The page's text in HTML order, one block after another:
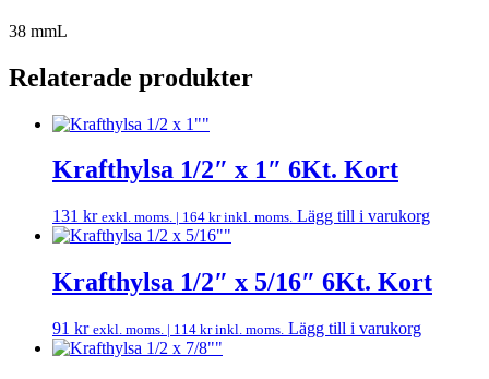
38 mmL
Relaterade produkter
Krafthylsa 1/2″ x 1″ 6Kt. Kort
131 kr exkl. moms. | 164 krinkl. moms. Lägg till i varukorg
Krafthylsa 1/2″ x 5/16″ 6Kt. Kort
91 kr exkl. moms. | 114 krinkl. moms. Lägg till i varukorg